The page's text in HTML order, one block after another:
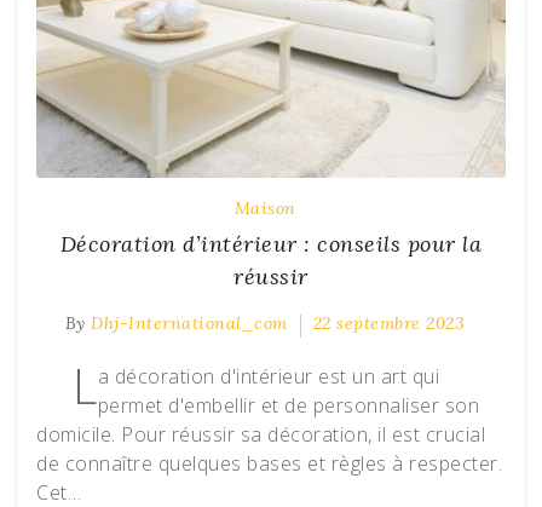
Maison
Décoration d’intérieur : conseils pour la
réussir
By Dhj-International_com 22 septembre 2023
La décoration d'intérieur est un art qui
permet d'embellir et de personnaliser son
domicile. Pour réussir sa décoration, il est crucial
de connaître quelques bases et règles à respecter.
Cet…